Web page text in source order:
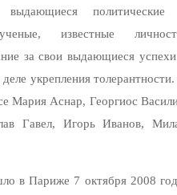
политические
известные
за свои выдающиеся
укрепления
Мария Аснар, Георгиос
Гавел, Игорь Иванов,
в Париже 7 октября 2008